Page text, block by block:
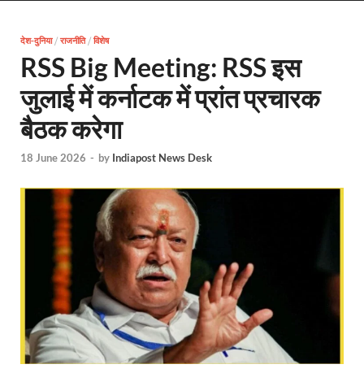
Uttarakhand Female Boxer: मुख्यमंत्री धामी से मिलीं
UP Kanwar Yatra: कांवड़ यात्रा से पहले सभी धार्मिक
CM Yogi Barabanki Visit: मुख्यमंत्री योगी आदित्यनाथ
The Kshitij Show: द क्षितिज शो में पहुंचे जुयाल और
Lok Sanvardhan Parva: देहरादून में मुख्यमंत्री पुष्कर
West Bengal Rajya Sabha By-Election: चुनाव
Shri Kashi Vishwanath Mandir: उत्तरकाशी में CM
Dr.Teejan Bai: विश्वविख्यात पंडवानी गायिका, पद्म
देश-दुनिया/ राजनीति/ विशेष
RSS Big Meeting: RSS इस
जुलाई में कर्नाटक में प्रांत प्रचारक
बैठक करेगा
18 June 2026 - by Indiapost News Desk